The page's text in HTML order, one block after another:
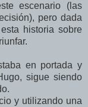
escenario (las
pero dada
historia sobre
en portada y
sigue siendo
y utilizando una